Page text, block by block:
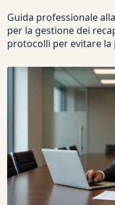
Guida professionale
per la gestione dei
protocolli per evitare